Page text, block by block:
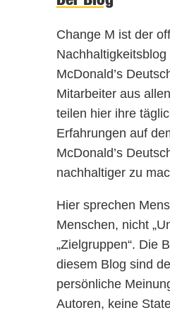
Change M ist der
Nachhaltigkeitsblog
McDonald’s
Mitarbeiter aus
teilen hier ihre
Erfahrungen auf
McDonald’s
nachhaltiger zu
Hier sprechen
Menschen, nicht
„Zielgruppen“. Die
diesem Blog sind
persönliche
Autoren, keine